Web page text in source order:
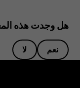
الهواتف
الهواتف
هل وجدت هذه
نعم لا